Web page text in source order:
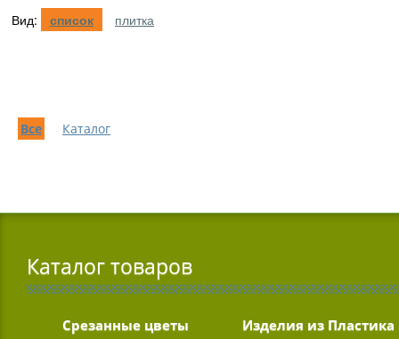
Вид: список плитка
Все Каталог
Каталог товаров
Срезанные цветы Изделия из Пластика